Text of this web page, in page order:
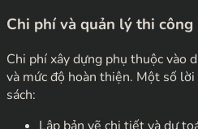
Chi phí và quản lý thi công
Chi phí xây dựng phụ thuộc vào
và mức độ hoàn thiện. Một số
sách: